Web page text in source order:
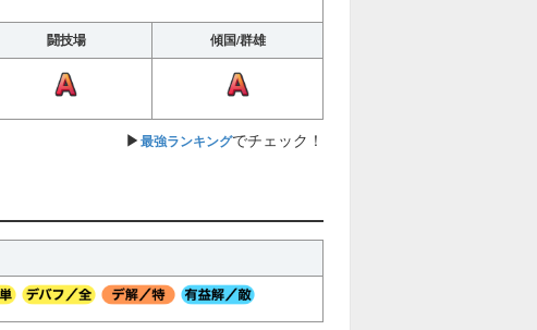
闘技場 傾国/群雄
▶最強ランキングでチェック！